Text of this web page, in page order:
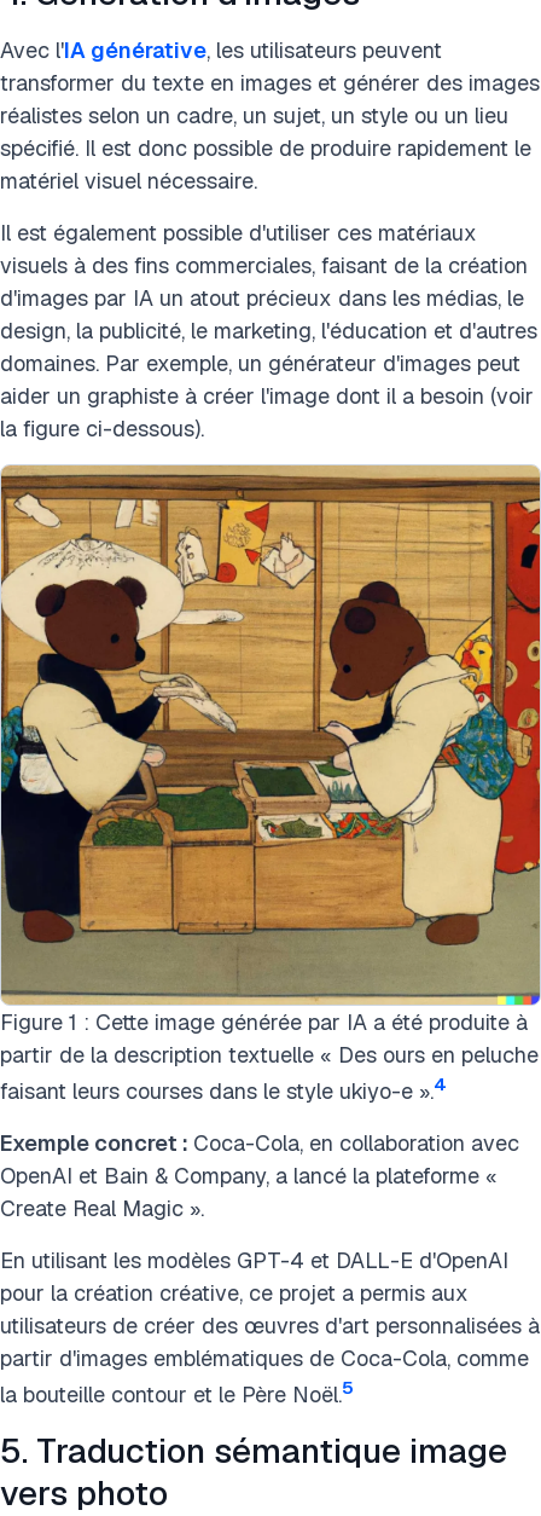
Avec l'IA générative, les utilisateurs peuvent
transformer du texte en images et générer des images
réalistes selon un cadre, un sujet, un style ou un lieu
spécifié. Il est donc possible de produire rapidement le
matériel visuel nécessaire.
Il est également possible d'utiliser ces matériaux
visuels à des fins commerciales, faisant de la création
d'images par IA un atout précieux dans les médias, le
design, la publicité, le marketing, l'éducation et d'autres
domaines. Par exemple, un générateur d'images peut
aider un graphiste à créer l'image dont il a besoin (voir
la figure ci-dessous).
Figure 1 : Cette image générée par IA a été produite à
partir de la description textuelle « Des ours en peluche
faisant leurs courses dans le style ukiyo-e ».4
Exemple concret : Coca-Cola, en collaboration avec
OpenAI et Bain & Company, a lancé la plateforme «
Create Real Magic ».
En utilisant les modèles GPT-4 et DALL-E d'OpenAI
pour la création créative, ce projet a permis aux
utilisateurs de créer des œuvres d'art personnalisées à
partir d'images emblématiques de Coca-Cola, comme
la bouteille contour et le Père Noël.5
5. Traduction sémantique image
vers photo